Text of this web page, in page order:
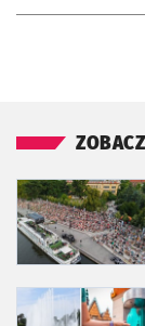
otworzy się w
otworzy się w